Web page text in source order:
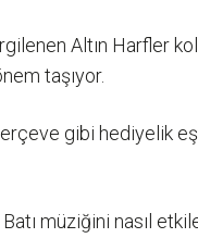
Altın Harfler
taşıyor.
gibi hediyelik
müziğini nasıl